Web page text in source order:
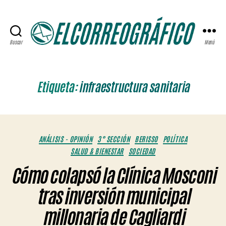
Buscar Menú
Etiqueta:infraestructura sanitaria
Categorías
ANÁLISIS - OPINIÓN 3° SECCIÓN BERISSO
POLÍTICA
SALUD & BIENESTAR
SOCIEDAD
Cómo colapsó la Clínica Mosconi
tras inversión municipal
millonaria de Cagliardi